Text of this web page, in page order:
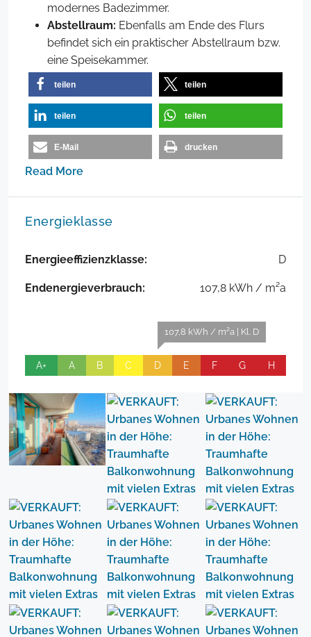
modernes Badezimmer.
Abstellraum: Ebenfalls am Ende des Flurs
befindet sich ein praktischer Abstellraum bzw.
eine Speisekammer.
teilen teilen
teilen teilen
E-Mail drucken
Read More
Energieklasse
Energieeffizienzklasse: D
Endenergieverbrauch: 107,8 kWh / m²a
A+ A B C
107,8 kWh / m²a | Kl. D
D E F G H